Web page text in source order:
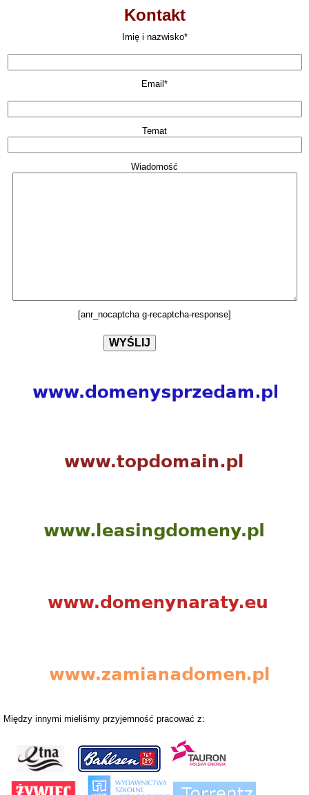
Kontakt
Imię i nazwisko*
Email*
Temat
Wiadomość
[anr_nocaptcha g-recaptcha-response]
Między innymi mieliśmy przyjemność pracować z: